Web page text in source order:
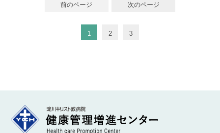
前のページ 次のページ
1 2 3